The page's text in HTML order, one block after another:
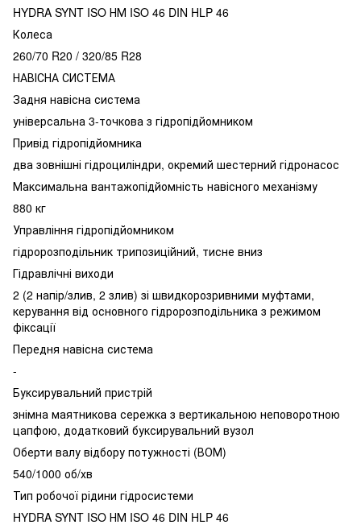
HYDRA SYNT ISO НМ ISO 46 DIN HLP 46
Колеса
260/70 R20 / 320/85 R28
НАВІСНА СИСТЕМА
Задня навісна система
універсальна 3-точкова з гідропідйомником
Привід гідропідйомника
два зовнішні гідроциліндри, окремий шестерний гідронасос
Максимальна вантажопідйомність навісного механізму
880 кг
Управління гідропідйомником
гідророзподільник трипозиційний, тисне вниз
Гідравлічні виходи
2 (2 напір/злив, 2 злив) зі швидкорозривними муфтами,
керування від основного гідророзподільника з режимом
фіксації
Передня навісна система
-
Буксирувальний пристрій
знімна маятникова сережка з вертикальною неповоротною
цапфою, додатковий буксирувальний вузол
Оберти валу відбору потужності (ВОМ)
540/1000 об/хв
Тип робочої рідини гідросистеми
HYDRA SYNT ISO НМ ISO 46 DIN HLP 46